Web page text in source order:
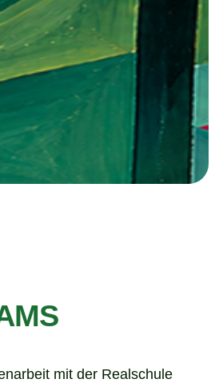
mit der Realschule